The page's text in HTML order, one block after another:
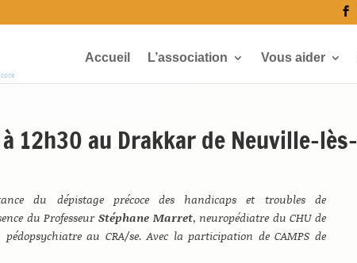
Accueil L’association Vous aider
12h30 au Drakkar de Neuville-lès-
du dépistage précoce des handicaps et troubles de
du ProfesseurStéphane Marret, neuropédiatre du CHU de
pédopsychiatre au CRA/se. Avec la participation de CAMPS de